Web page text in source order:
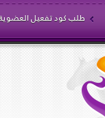
طلب كود تفعيل